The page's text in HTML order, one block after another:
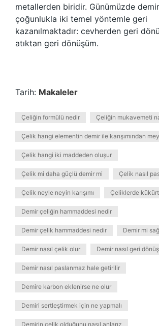
metallerden biridir. Günümüzde
çoğunlukla iki temel yöntemle geri
kazanılmaktadır: cevherden geri
atıktan geri dönüşüm.
Tarih: Makaleler
Çeliğin formülü nedir Çeliğin mukavemeti
Çelik hangi elementin demir ile karışımından
Çelik hangi iki maddeden oluşur
Çelik mi daha güçlü demir mi Çelik nasıl
Çelik neyle neyin karışımı Çeliklerde
Demir çeliğin hammaddesi nedir
Demir çelik hammaddesi nedir Demir mi
Demir nasıl çelik olur Demir nasıl geri
Demir nasıl paslanmaz hale getirilir
Demire karbon eklenirse ne olur
Demiri sertleştirmek için ne yapmalı
Demirin çelik olduğunu nasıl anlarız